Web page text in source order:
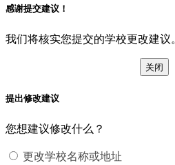
感谢提交建议！
我们将核实您提交的学校更改建议。
关闭
提出修改建议
您想建议修改什么？
更改学校名称或地址